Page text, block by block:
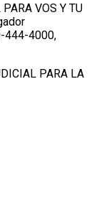
VOS Y TU
444-4000,
PARA LA